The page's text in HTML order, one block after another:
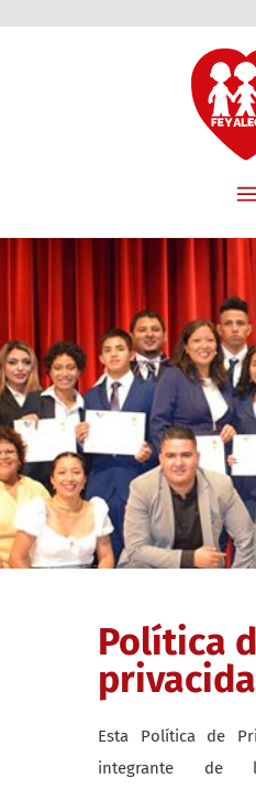
Política
Esta Política de
integrante de